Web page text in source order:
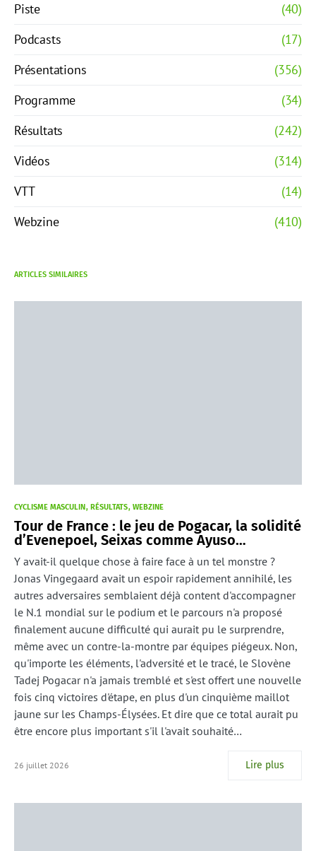
Piste
(40)
Podcasts
(17)
Présentations
(356)
Programme
(34)
Résultats
(242)
Vidéos
(314)
VTT
(14)
Webzine
(410)
ARTICLES SIMILAIRES
CYCLISME MASCULIN RÉSULTATS WEBZINE
Tour de France : le jeu de Pogacar, la solidité
d’Evenepoel, Seixas comme Ayuso…
Y avait-il quelque chose à faire face à un tel monstre ?
Jonas Vingegaard avait un espoir rapidement annihilé, les
autres adversaires semblaient déjà content d'accompagner
le N.1 mondial sur le podium et le parcours n'a proposé
finalement aucune difficulté qui aurait pu le surprendre,
même avec un contre-la-montre par équipes piégeux. Non,
qu'importe les éléments, l'adversité et le tracé, le Slovène
Tadej Pogacar n'a jamais tremblé et s'est offert une nouvelle
fois cinq victoires d'étape, en plus d'un cinquième maillot
jaune sur les Champs-Élysées. Et dire que ce total aurait pu
être encore plus important s'il l'avait souhaité…
26 juillet 2026 Lire plus